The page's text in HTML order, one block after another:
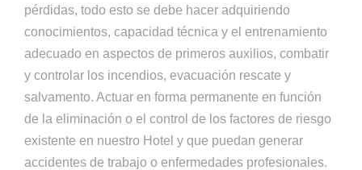
pérdidas, todo esto se debe hacer adquiriendo
conocimientos, capacidad técnica y el entrenamiento
adecuado en aspectos de primeros auxilios, combatir
y controlar los incendios, evacuación rescate y
salvamento. Actuar en forma permanente en función
de la eliminación o el control de los factores de riesgo
existente en nuestro Hotel y que puedan generar
accidentes de trabajo o enfermedades profesionales.